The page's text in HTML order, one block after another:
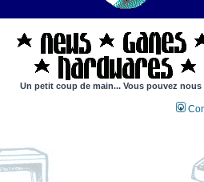
Un petit coup de main... Vous pouvez